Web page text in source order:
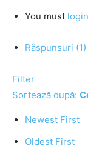
You must login
Răspunsuri (1)
Filter
Sortează după:
Newest First
Oldest First